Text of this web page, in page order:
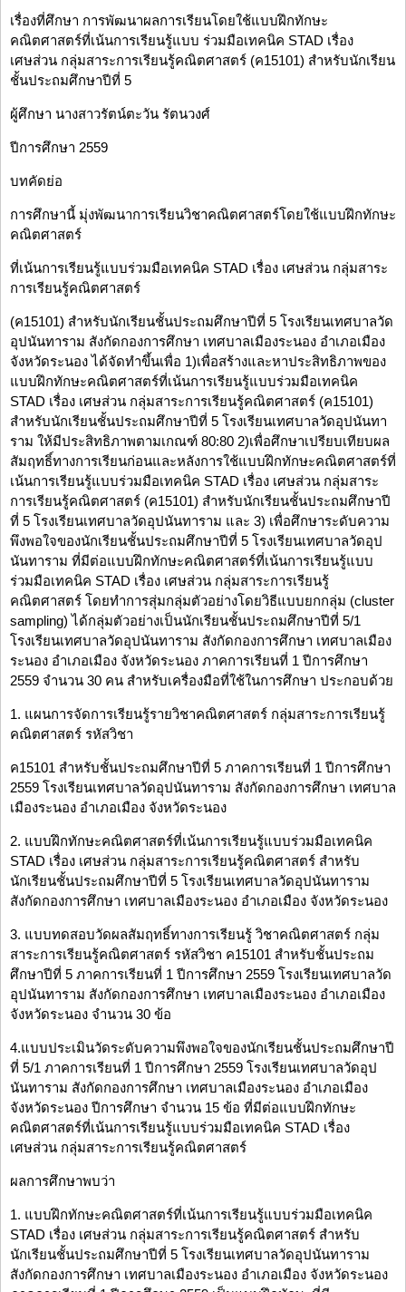
เรื่องที่ศึกษา การพัฒนาผลการเรียนโดยใช้แบบฝึกทักษะ
คณิตศาสตร์ที่เน้นการเรียนรู้แบบ ร่วมมือเทคนิค STAD เรื่อง
เศษส่วน กลุ่มสาระการเรียนรู้คณิตศาสตร์ (ค15101) สำหรับนักเรียน
ชั้นประถมศึกษาปีที่ 5
ผู้ศึกษา นางสาวรัตน์ตะวัน รัตนวงศ์
ปีการศึกษา 2559
บทคัดย่อ
การศึกษานี้ มุ่งพัฒนาการเรียนวิชาคณิตศาสตร์โดยใช้แบบฝึกทักษะ
คณิตศาสตร์
ที่เน้นการเรียนรู้แบบร่วมมือเทคนิค STAD เรื่อง เศษส่วน กลุ่มสาระ
การเรียนรู้คณิตศาสตร์
(ค15101) สำหรับนักเรียนชั้นประถมศึกษาปีที่ 5 โรงเรียนเทศบาลวัด
อุปนันทาราม สังกัดกองการศึกษา เทศบาลเมืองระนอง อำเภอเมือง
จังหวัดระนอง ได้จัดทำขึ้นเพื่อ 1)เพื่อสร้างและหาประสิทธิภาพของ
แบบฝึกทักษะคณิตศาสตร์ที่เน้นการเรียนรู้แบบร่วมมือเทคนิค
STAD เรื่อง เศษส่วน กลุ่มสาระการเรียนรู้คณิตศาสตร์ (ค15101)
สำหรับนักเรียนชั้นประถมศึกษาปีที่ 5 โรงเรียนเทศบาลวัดอุปนันทา
ราม ให้มีประสิทธิภาพตามเกณฑ์ 80:80 2)เพื่อศึกษาเปรียบเทียบผล
สัมฤทธิ์ทางการเรียนก่อนและหลังการใช้แบบฝึกทักษะคณิตศาสตร์ที่
เน้นการเรียนรู้แบบร่วมมือเทคนิค STAD เรื่อง เศษส่วน กลุ่มสาระ
การเรียนรู้คณิตศาสตร์ (ค15101) สำหรับนักเรียนชั้นประถมศึกษาปี
ที่ 5 โรงเรียนเทศบาลวัดอุปนันทาราม และ 3) เพื่อศึกษาระดับความ
พึงพอใจของนักเรียนชั้นประถมศึกษาปีที่ 5 โรงเรียนเทศบาลวัดอุป
นันทาราม ที่มีต่อแบบฝึกทักษะคณิตศาสตร์ที่เน้นการเรียนรู้แบบ
ร่วมมือเทคนิค STAD เรื่อง เศษส่วน กลุ่มสาระการเรียนรู้
คณิตศาสตร์ โดยทำการสุ่มกลุ่มตัวอย่างโดยวิธีแบบยกกลุ่ม (cluster
sampling) ได้กลุ่มตัวอย่างเป็นนักเรียนชั้นประถมศึกษาปีที่ 5/1
โรงเรียนเทศบาลวัดอุปนันทาราม สังกัดกองการศึกษา เทศบาลเมือง
ระนอง อำเภอเมือง จังหวัดระนอง ภาคการเรียนที่ 1 ปีการศึกษา
2559 จำนวน 30 คน สำหรับเครื่องมือที่ใช้ในการศึกษา ประกอบด้วย
1. แผนการจัดการเรียนรู้รายวิชาคณิตศาสตร์ กลุ่มสาระการเรียนรู้
คณิตศาสตร์ รหัสวิชา
ค15101 สำหรับชั้นประถมศึกษาปีที่ 5 ภาคการเรียนที่ 1 ปีการศึกษา
2559 โรงเรียนเทศบาลวัดอุปนันทาราม สังกัดกองการศึกษา เทศบาล
เมืองระนอง อำเภอเมือง จังหวัดระนอง
2. แบบฝึกทักษะคณิตศาสตร์ที่เน้นการเรียนรู้แบบร่วมมือเทคนิค
STAD เรื่อง เศษส่วน กลุ่มสาระการเรียนรู้คณิตศาสตร์ สำหรับ
นักเรียนชั้นประถมศึกษาปีที่ 5 โรงเรียนเทศบาลวัดอุปนันทาราม
สังกัดกองการศึกษา เทศบาลเมืองระนอง อำเภอเมือง จังหวัดระนอง
3. แบบทดสอบวัดผลสัมฤทธิ์ทางการเรียนรู้ วิชาคณิตศาสตร์ กลุ่ม
สาระการเรียนรู้คณิตศาสตร์ รหัสวิชา ค15101 สำหรับชั้นประถม
ศึกษาปีที่ 5 ภาคการเรียนที่ 1 ปีการศึกษา 2559 โรงเรียนเทศบาลวัด
อุปนันทาราม สังกัดกองการศึกษา เทศบาลเมืองระนอง อำเภอเมือง
จังหวัดระนอง จำนวน 30 ข้อ
4.แบบประเมินวัดระดับความพึงพอใจของนักเรียนชั้นประถมศึกษาปี
ที่ 5/1 ภาคการเรียนที่ 1 ปีการศึกษา 2559 โรงเรียนเทศบาลวัดอุป
นันทาราม สังกัดกองการศึกษา เทศบาลเมืองระนอง อำเภอเมือง
จังหวัดระนอง ปีการศึกษา จำนวน 15 ข้อ ที่มีต่อแบบฝึกทักษะ
คณิตศาสตร์ที่เน้นการเรียนรู้แบบร่วมมือเทคนิค STAD เรื่อง
เศษส่วน กลุ่มสาระการเรียนรู้คณิตศาสตร์
ผลการศึกษาพบว่า
1. แบบฝึกทักษะคณิตศาสตร์ที่เน้นการเรียนรู้แบบร่วมมือเทคนิค
STAD เรื่อง เศษส่วน กลุ่มสาระการเรียนรู้คณิตศาสตร์ สำหรับ
นักเรียนชั้นประถมศึกษาปีที่ 5 โรงเรียนเทศบาลวัดอุปนันทาราม
สังกัดกองการศึกษา เทศบาลเมืองระนอง อำเภอเมือง จังหวัดระนอง